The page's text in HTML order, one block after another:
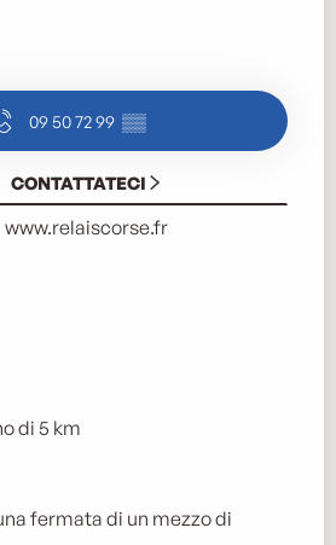
09 50 72 99 ▒▒
CONTATTATECI
www.relaiscorse.fr
di 5 km
fermata di un mezzo di